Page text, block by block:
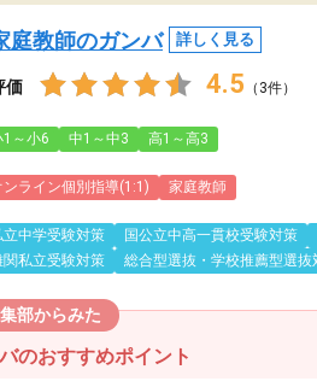
庭教師のガンバ 詳しく見る
価 4.5 （3件）
1～小6 中1～中3 高1～高3
ンライン個別指導(1:1) 家庭教師
立中学受験対策 国公立中高一貫校受験対策
関私立受験対策
総合型選抜・学校推薦型選抜
部からみた
のおすすめポイント